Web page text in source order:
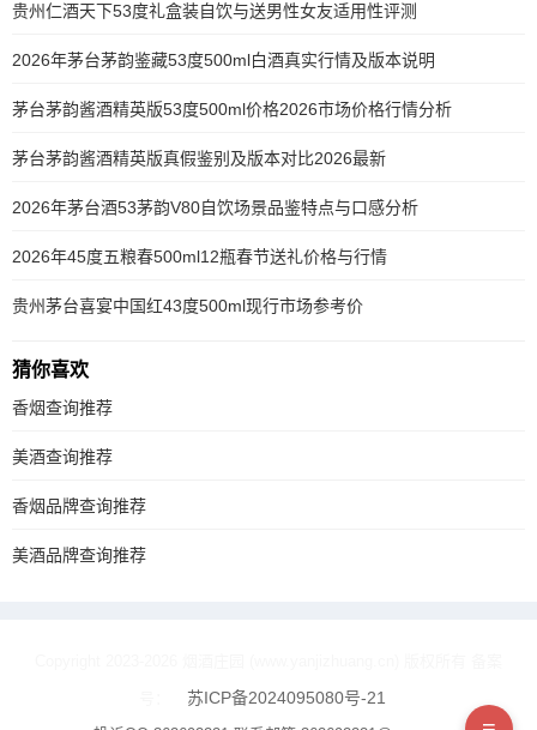
贵州仁酒天下53度礼盒装自饮与送男性女友适用性评测
2026年茅台茅韵鉴藏53度500ml白酒真实行情及版本说明
茅台茅韵酱酒精英版53度500ml价格2026市场价格行情分析
茅台茅韵酱酒精英版真假鉴别及版本对比2026最新
2026年茅台酒53茅韵V80自饮场景品鉴特点与口感分析
2026年45度五粮春500ml12瓶春节送礼价格与行情
贵州茅台喜宴中国红43度500ml现行市场参考价
猜你喜欢
香烟查询推荐
美酒查询推荐
香烟品牌查询推荐
美酒品牌查询推荐
苏ICP备2024095080号-21